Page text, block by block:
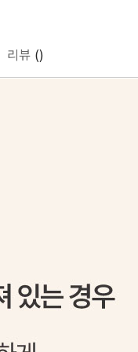
리뷰 ()